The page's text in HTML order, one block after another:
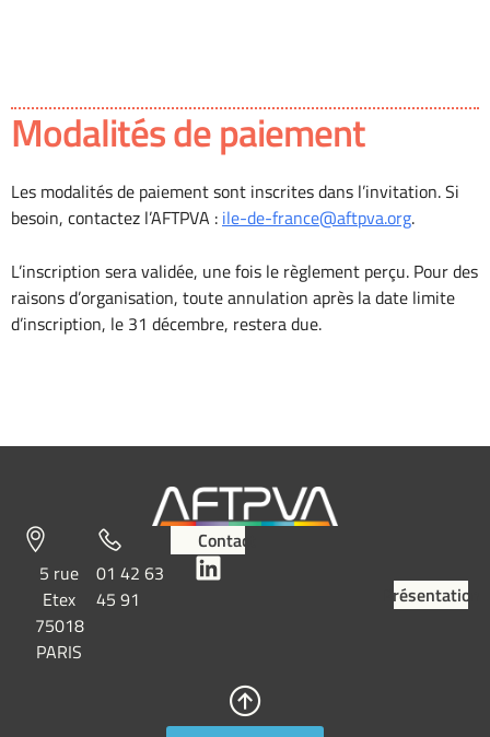
Modalités de paiement
Les modalités de paiement sont inscrites dans l’invitation. Si
besoin, contactez l’AFTPVA : ile-de-france@aftpva.org.
L’inscription sera validée, une fois le règlement perçu. Pour des
raisons d’organisation, toute annulation après la date limite
d’inscription, le 31 décembre, restera due.
5 rue
Etex
75018
PARIS
01 42 63
45 91
Contact
Présentation